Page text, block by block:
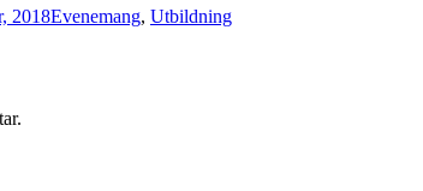
2018Evenemang, Utbildning